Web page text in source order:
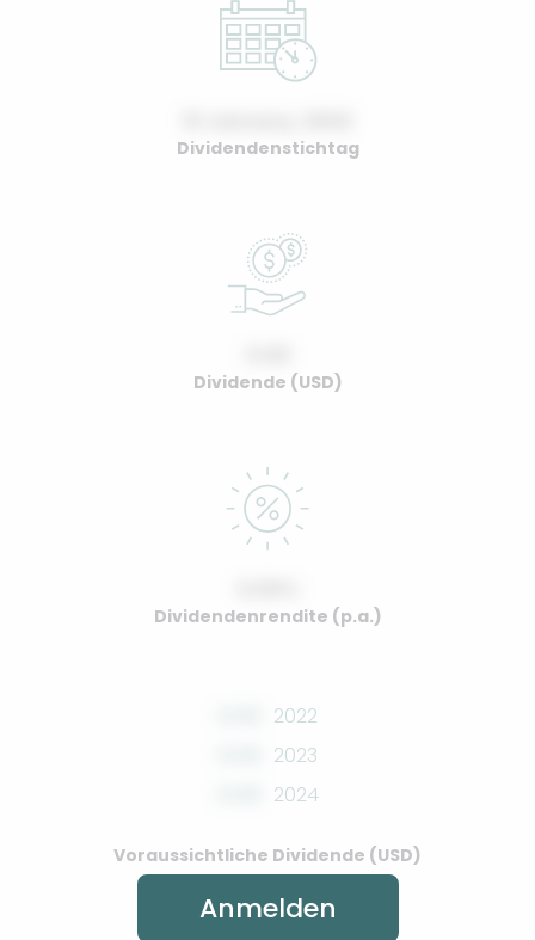
Dividendenstichtag
Dividende (USD)
Dividendenrendite (p.a.)
2022
2023
2024
Voraussichtliche Dividende (USD)
Anmelden